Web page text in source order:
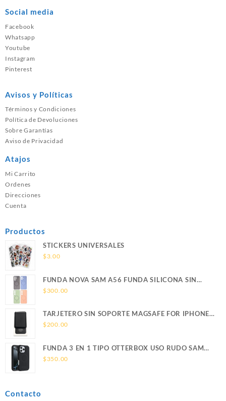
Social media
Facebook
Whatsapp
Youtube
Instagram
Pinterest
Avisos y Políticas
Términos y Condiciones
Política de Devoluciones
Sobre Garantías
Aviso de Privacidad
Atajos
Mi Carrito
Ordenes
Direcciones
Cuenta
Productos
STICKERS UNIVERSALES
$3.00
FUNDA NOVA SAM A56 FUNDA SILICONA SIN
SOPORTE MAGNETICO SAMSUNG
$300.00
TARJETERO SIN SOPORTE MAGSAFE FOR IPHONE
LEATHER WALLET MAGSAFE
$200.00
FUNDA 3 EN 1 TIPO OTTERBOX USO RUDO SAM
S26 ULTRA SAMSUNG S26 ULTRA
$350.00
Contacto